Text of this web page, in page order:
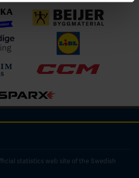
statistics web site of the Swedish